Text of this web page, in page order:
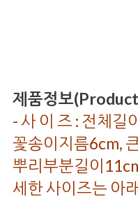
제품정보
- 사 이 즈 : 전체길
꽃송이지름6cm,
뿌리부분길이
세한 사이즈는 아